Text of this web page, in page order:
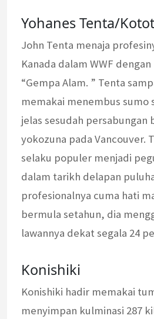
Yohanes Tenta/
John Tenta menaja
Kanada dalam WWF
“Gempa Alam. ” Tenta
memakai menembus sumo
jelas sesudah persabungan
yokozuna pada Vancouver.
selaku populer menjadi
dalam tarikh delapan
profesionalnya cuma hati
bermula setahun, dia
lawannya dekat segala 24
Konishiki
Konishiki hadir memakai
menyimpan kulminasi 287